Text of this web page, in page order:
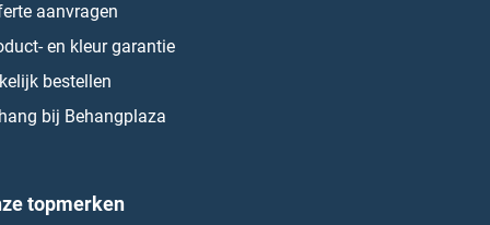
aanvragen
en kleur garantie
bestellen
bij Behangplaza
topmerken